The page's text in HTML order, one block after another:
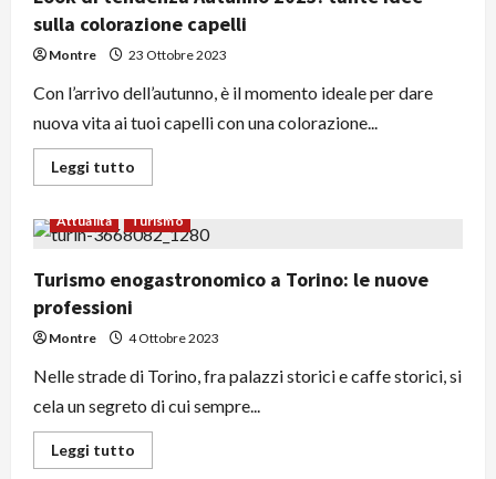
sulla colorazione capelli
Montre 23 Ottobre 2023
Con l’arrivo dell’autunno, è il momento ideale per dare
nuova vita ai tuoi capelli con una colorazione...
Leggi tutto
di
Look
di
Autunno
2023:
sulla
capelli
Attualità Turismo
Turismo enogastronomico a Torino: le nuove
professioni
Montre 4 Ottobre 2023
Nelle strade di Torino, fra palazzi storici e caffe storici, si
cela un segreto di cui sempre...
Leggi tutto
di